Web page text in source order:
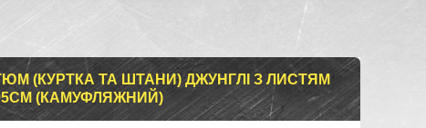
(КУРТКА ТА ШТАНИ) ДЖУНГЛІ З ЛИСТЯМ
(КАМУФЛЯЖНИЙ)